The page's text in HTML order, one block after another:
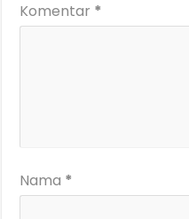
Komentar *
Nama *